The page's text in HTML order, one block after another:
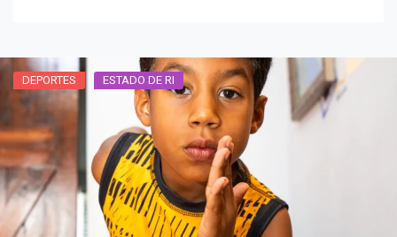
DEPORTES ESTADO DE RI